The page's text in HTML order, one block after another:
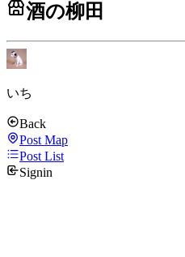
酒の柳田
いち
Back
Post Map
Post List
Signin